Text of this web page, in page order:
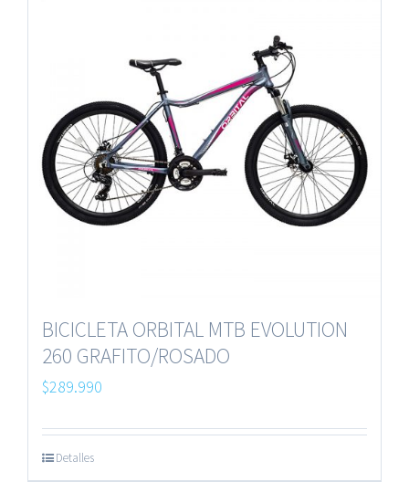
BICICLETA ORBITAL MTB EVOLUTION
260 GRAFITO/ROSADO
$289.990
Detalles